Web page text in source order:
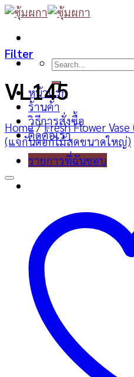
Skip
content
Search
หน้าแรก
ร้านค้า
วิธีการสั่งซื้อ
ติดต่อเรา
รายการที่ฉันชอบ
Filter
VL145
Home / Fresh Flower
(แจกันดอกไม้สดขนาดใหญ่)